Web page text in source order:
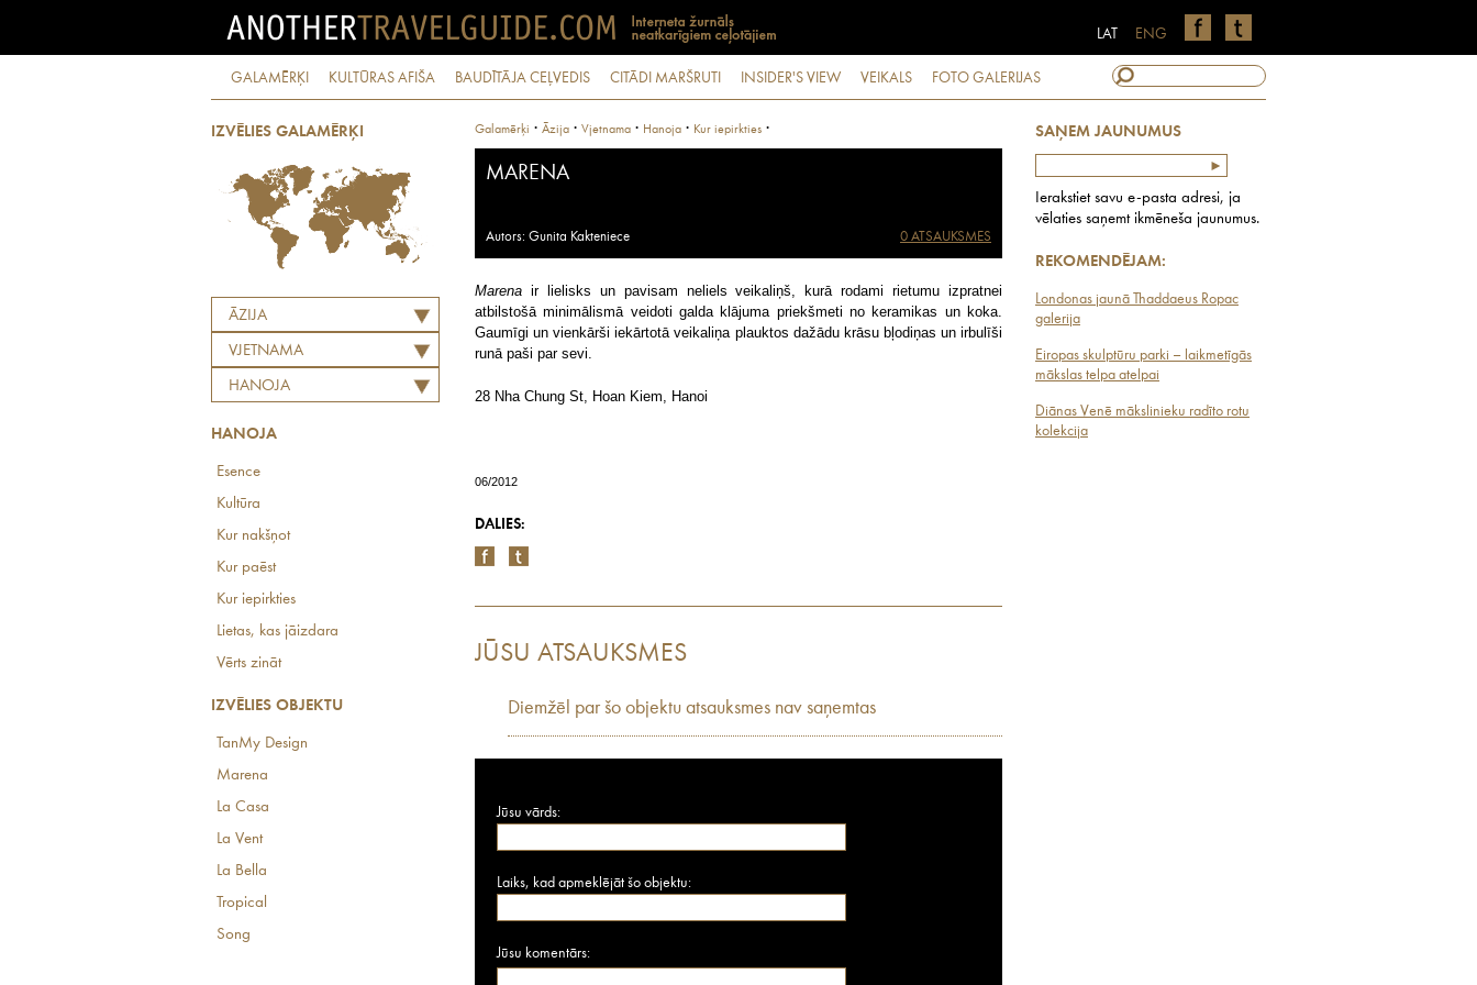
ENG
LAT
GALAMĒRĶI KULTŪRAS AFIŠA BAUDĪTĀJA CEĻVEDIS CITĀDI MARŠRUTI INSIDER'S VIEW VEIKALS FOTO GALERIJAS
IZVĒLIES GALAMĒRĶI
ĀZIJA
VJETNAMA
HANOJA
HANOJA
Esence
Kultūra
Kur nakšņot
Kur paēst
Kur iepirkties
Lietas, kas jāizdara
Vērts zināt
IZVĒLIES OBJEKTU
TanMy Design
Marena
La Casa
La Vent
La Bella
Tropical
Song
SAŅEM JAUNUMUS
Ierakstiet savu e-pasta adresi, ja
vēlaties saņemt ikmēneša jaunumus.
REKOMENDĒJAM:
Londonas jaunā Thaddaeus Ropac
galerija
Eiropas skulptūru parki – laikmetīgās
mākslas telpa atelpai
Diānas Venē mākslinieku radīto rotu
kolekcija
Galamērķi · Āzija · Vjetnama · Hanoja · Kur iepirkties ·
MARENA
Autors: Gunita Kakteniece 0 ATSAUKSMES
Marena ir lielisks un pavisam neliels veikaliņš, kurā rodami rietumu izpratnei
atbilstošā minimālismā veidoti galda klājuma priekšmeti no keramikas un koka.
Gaumīgi un vienkārši iekārtotā veikaliņa plauktos dažādu krāsu bļodiņas un irbulīši
runā paši par sevi.
28 Nha Chung St, Hoan Kiem, Hanoi
06/2012
DALIES:
JŪSU ATSAUKSMES
Diemžēl par šo objektu atsauksmes nav saņemtas
Jūsu vārds:
Laiks, kad apmeklējāt šo objektu:
Jūsu komentārs: